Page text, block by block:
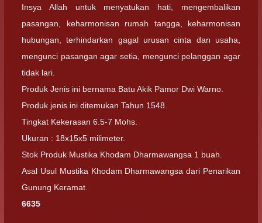
Insya Allah untuk menyatukan hati, mengembalikan
pasangan, keharmonisan rumah tangga, keharmonisan
hubungan, terhindarkan gagal urusan cinta dan usaha,
mengunci pasangan agar setia, mengunci pelanggan agar
tidak lari.
Produk Jenis ini bernama Batu Akik Pamor Dwi Warno.
Produk jenis ini ditemukan Tahun 1548.
Tingkat Kekerasan 6.5-7 Mohs.
Ukuran : 18x15x5 milimeter.
Stok Produk Mustika Khodam Dharmawangsa 1 buah.
Asal Usul Mustika Khodam Dharmawangsa dari Penarikan
Gunung Keramat.
6635